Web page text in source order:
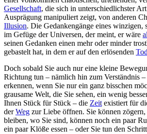
Gesellschaft, die sich in unterschiedlichster
Ausprägung manipuliert zeigt, von anderen
Illusion. Die Gedankengänge eines winzigen,
im Gefüge der Universen, der meint, er wäre
seinen Gedanken einen mehr oder minder
gebastelt hat, in dem er auf den erlösenden Tod
Doch sobald Sie auch nur eine kleine
Richtung tun – nämlich hin zum Verständnis
erkennen, wenn Sie nur ein ganz bisschen
grausame Welt, die Sie sehen, ein wenig
Ihnen Stück für Stück – die Zeit existiert für
derWeg zur Liebe öffnen. Sie können zögern,
bleiben, wo Sie sind, können noch ein paar
ein paar Klöße essen – oder Sie tun den